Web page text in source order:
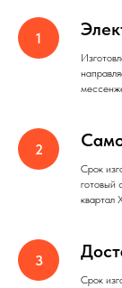
Срок
готовый
квартал
Срок